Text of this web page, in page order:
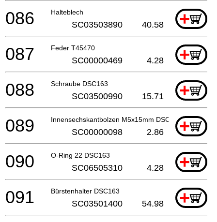
Halteblech +
086 SC03503890 40.58
Feder T45470 +
087 SC00000469 4.28
Schraube DSC163 +
088 SC03500990 15.71
Innensechskantbolzen M5x15mm DSC163+
089 SC00000098 2.86
O-Ring 22 DSC163 +
090 SC06505310 4.28
Bürstenhalter DSC163 +
091 SC03501400 54.98